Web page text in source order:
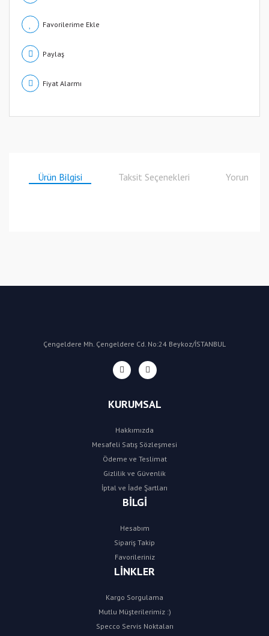
Paylaş
Fiyat Alarmı
Ürün Bilgisi Taksit Seçenekleri Yorumlar
Çengeldere Mh. Çengeldere Cd. No:24 Beykoz/İSTANBUL
KURUMSAL
Hakkımızda
Mesafeli Satış Sözleşmesi
Ödeme ve Teslimat
Gizlilik ve Güvenlik
İptal ve İade Şartları
BİLGİ
Hesabım
Sipariş Takip
Favorileriniz
LİNKLER
Kargo Sorgulama
Mutlu Müşterilerimiz :)
Specco Servis Noktaları